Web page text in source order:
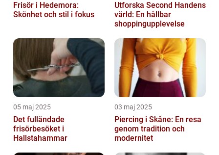
Frisör i Hedemora:
Skönhet och stil i fokus
Utforska Second Handens
värld: En hållbar
shoppingupplevelse
05 maj 2025
Det fulländade
frisörbesöket i
Hallstahammar
03 maj 2025
Piercing i Skåne: En resa
genom tradition och
modernitet